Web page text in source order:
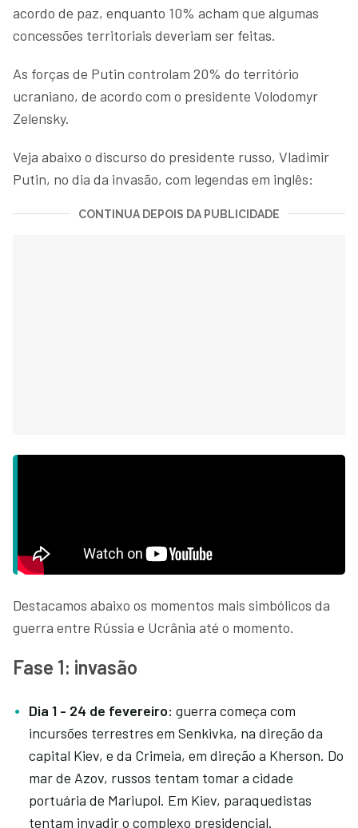
acordo de paz, enquanto 10% acham que algumas
concessões territoriais deveriam ser feitas.
As forças de Putin controlam 20% do território
ucraniano, de acordo com o presidente Volodomyr
Zelensky.
Veja abaixo o discurso do presidente russo, Vladimir
Putin, no dia da invasão, com legendas em inglês:
CONTINUA DEPOIS DA PUBLICIDADE
Destacamos abaixo os momentos mais simbólicos da
guerra entre Rússia e Ucrânia até o momento.
Fase 1: invasão
Dia 1 - 24 de fevereiro: guerra começa com
incursões terrestres em Senkivka, na direção da
capital Kiev, e da Crimeia, em direção a Kherson. Do
mar de Azov, russos tentam tomar a cidade
portuária de Mariupol. Em Kiev, paraquedistas
tentam invadir o complexo presidencial.